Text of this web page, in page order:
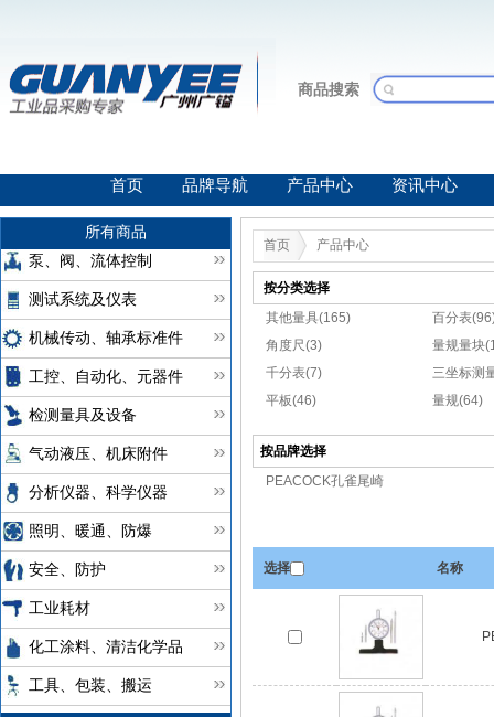
商品搜索
首页 品牌导航 产品中心 资讯中心
所有商品
泵、阀、流体控制
测试系统及仪表
机械传动、轴承标准件
工控、自动化、元器件
检测量具及设备
气动液压、机床附件
分析仪器、科学仪器
照明、暖通、防爆
安全、防护
工业耗材
化工涂料、清洁化学品
工具、包装、搬运
首页 产品中心
按分类选择
其他量具(165)
百分表
角度尺(3)
量规量块
千分表(7)
三坐标测
平板(46)
量规(64)
按品牌选择
PEACOCK孔雀尾崎
选择 名称